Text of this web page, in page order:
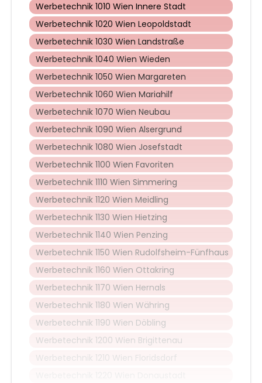
Werbetechnik 1010 Wien Innere Stadt
Werbetechnik 1020 Wien Leopoldstadt
Werbetechnik 1030 Wien Landstraße
Werbetechnik 1040 Wien Wieden
Werbetechnik 1050 Wien Margareten
Werbetechnik 1060 Wien Mariahilf
Werbetechnik 1070 Wien Neubau
Werbetechnik 1090 Wien Alsergrund
Werbetechnik 1080 Wien Josefstadt
Werbetechnik 1100 Wien Favoriten
Werbetechnik 1110 Wien Simmering
Werbetechnik 1120 Wien Meidling
Werbetechnik 1130 Wien Hietzing
Werbetechnik 1140 Wien Penzing
Werbetechnik 1150 Wien Rudolfsheim-Fünfhaus
Werbetechnik 1160 Wien Ottakring
Werbetechnik 1170 Wien Hernals
Werbetechnik 1180 Wien Währing
Werbetechnik 1190 Wien Döbling
Werbetechnik 1200 Wien Brigittenau
Werbetechnik 1210 Wien Floridsdorf